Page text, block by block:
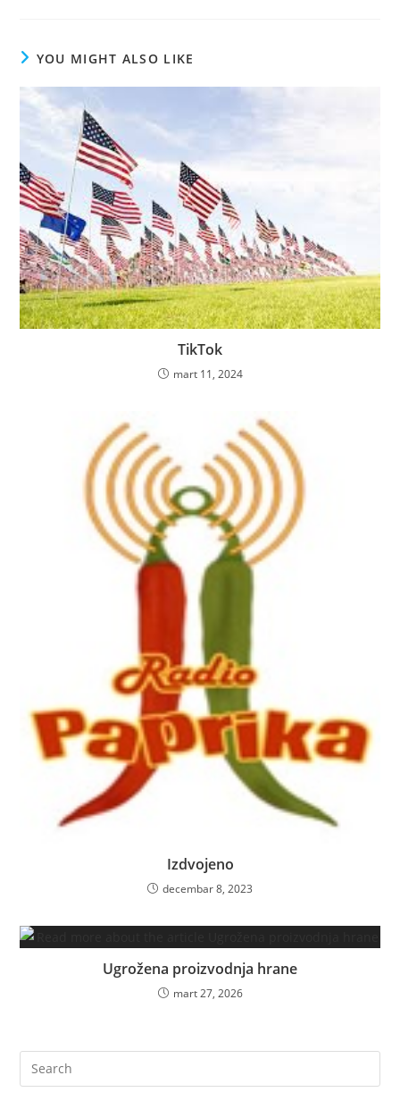
YOU MIGHT ALSO LIKE
TikTok
mart 11, 2024
Izdvojeno
decembar 8, 2023
Ugrožena proizvodnja hrane
mart 27, 2026